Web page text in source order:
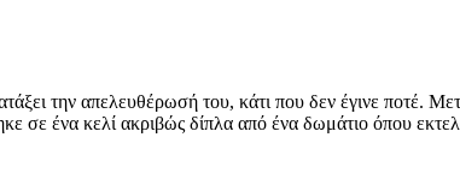
την απελευθέρωσή του, κάτι που δεν έγινε ποτέ.
σε ένα κελί ακριβώς δίπλα από ένα δωμάτιο όπου